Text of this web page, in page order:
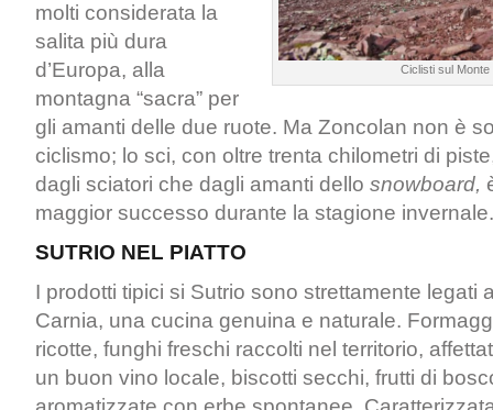
Ciclisti sul Monte
molti considerata la
salita più dura
d’Europa, alla
montagna “sacra” per
gli amanti delle due ruote. Ma Zoncolan non è
ciclismo; lo sci, con oltre trenta chilometri di
dagli sciatori che dagli amanti dello snowboard,
maggior successo durante la stagione invernale.
SUTRIO NEL PIATTO
I prodotti tipici si Sutrio sono strettamente legati
Carnia, una cucina genuina e naturale.
ricotte, funghi freschi raccolti nel territorio,
un buon vino locale, biscotti secchi, frutti di